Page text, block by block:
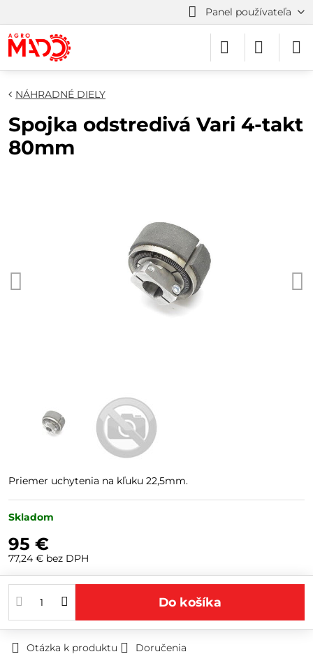
Panel používateľa
NÁHRADNÉ DIELY
Spojka odstredivá Vari 4-takt
80mm
Priemer uchytenia na kľuku 22,5mm.
Skladom
95 €
77,24 € bez DPH
Do košíka
Otázka k produktu Doručenia